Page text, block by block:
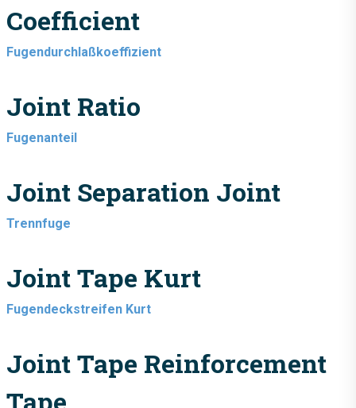
Coefficient
Fugendurchlaßkoeffizient
Joint Ratio
Fugenanteil
Joint Separation Joint
Trennfuge
Joint Tape Kurt
Fugendeckstreifen Kurt
Joint Tape Reinforcement